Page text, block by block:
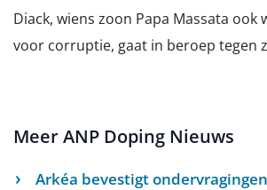
Diack, wiens zoon Papa Massata ook
voor corruptie, gaat in beroep tegen
Meer ANP Doping Nieuws
Arkéa bevestigt ondervragingen